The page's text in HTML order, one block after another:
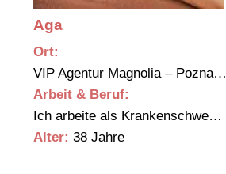
Aga
Ort:
VIP Agentur Magnolia – Pozna…
Arbeit & Beruf:
Ich arbeite als Krankenschwe…
Alter: 38 Jahre